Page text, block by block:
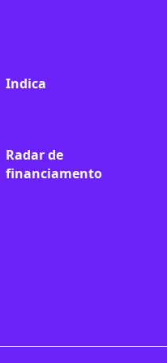
Indica
Radar de
financiamento